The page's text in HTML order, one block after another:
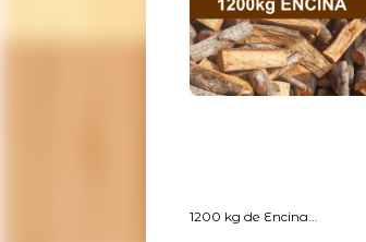
1200 kg de Encina...